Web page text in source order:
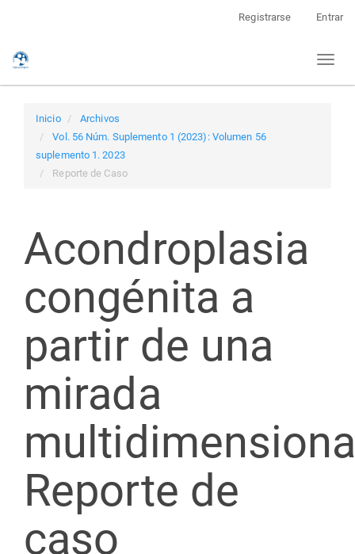
Registrarse Entrar
Toggle
Inicio
Archivos
Vol. 56 Núm. Suplemento 1 (2023): Volumen 56
suplemento 1. 2023
Reporte de Caso
Acondroplasia
congénita a
partir de una
mirada
Reporte de
caso